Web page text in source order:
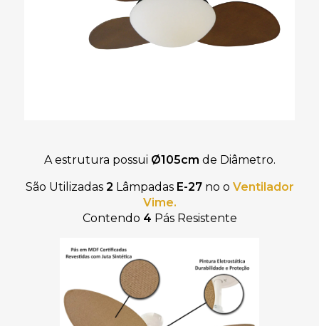
A estrutura possui Ø105cm de Diâmetro.
São Utilizadas2 Lâmpadas E-27 no o Ventilador
Vime.
Contendo 4 Pás Resistente